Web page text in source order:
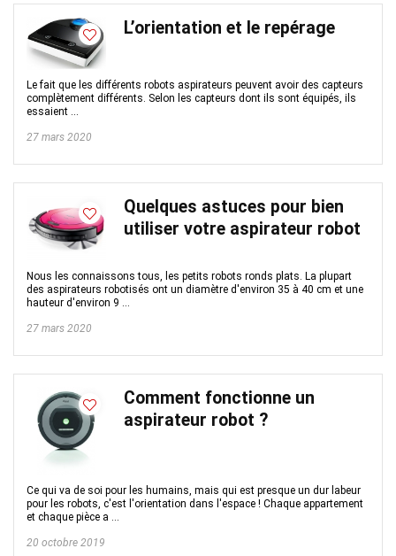
L’orientation et le repérage
Le fait que les différents robots aspirateurs peuvent avoir des capteurs
complètement différents. Selon les capteurs dont ils sont équipés, ils
essaient ...
27 mars 2020
Quelques astuces pour bien
utiliser votre aspirateur robot
Nous les connaissons tous, les petits robots ronds plats. La plupart
des aspirateurs robotisés ont un diamètre d'environ 35 à 40 cm et une
hauteur d'environ 9 ...
27 mars 2020
Comment fonctionne un
aspirateur robot ?
Ce qui va de soi pour les humains, mais qui est presque un dur labeur
pour les robots, c'est l'orientation dans l'espace ! Chaque appartement
et chaque pièce a ...
20 octobre 2019